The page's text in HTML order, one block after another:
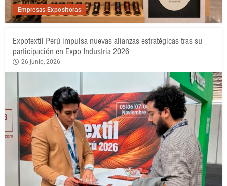
Empresas Expositoras
Expotextil Perú impulsa nuevas alianzas estratégicas tras su
participación en Expo Industria 2026
26 junio, 2026